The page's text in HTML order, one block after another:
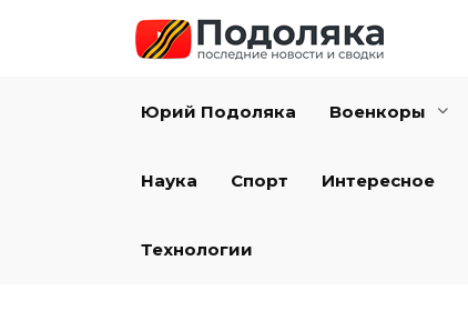
Юрий Подоляка Военкоры
Наука Спорт Интересное
Технологии